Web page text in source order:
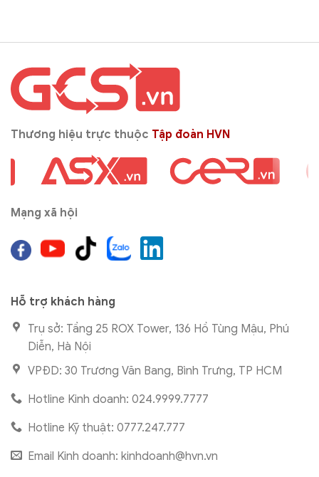
Thương hiệu trực thuộc Tập đoàn HVN
Mạng xã hội
Hỗ trợ khách hàng
Trụ sở: Tầng 25 ROX Tower, 136 Hồ Tùng Mậu, Phú
Diễn, Hà Nội
VPĐD: 30 Trương Văn Bang, Bình Trưng, TP HCM
Hotline Kinh doanh: 024.9999.7777
Hotline Kỹ thuật: 0777.247.777
Email Kinh doanh: kinhdoanh@hvn.vn